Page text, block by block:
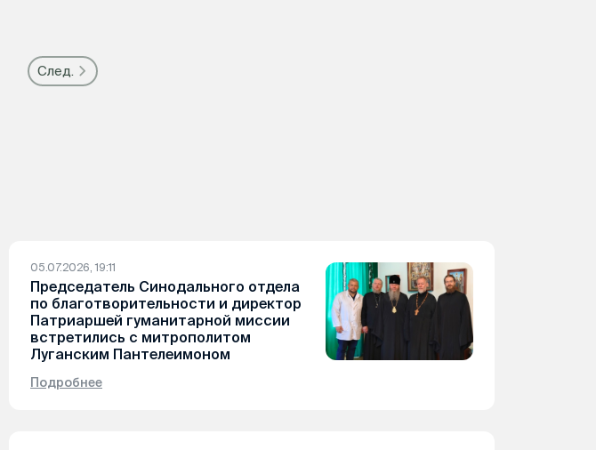
След.
05.07.2026, 19:11
Председатель Синодального отдела
по благотворительности и директор
Патриаршей гуманитарной миссии
встретились с митрополитом
Луганским Пантелеимоном
Подробнее